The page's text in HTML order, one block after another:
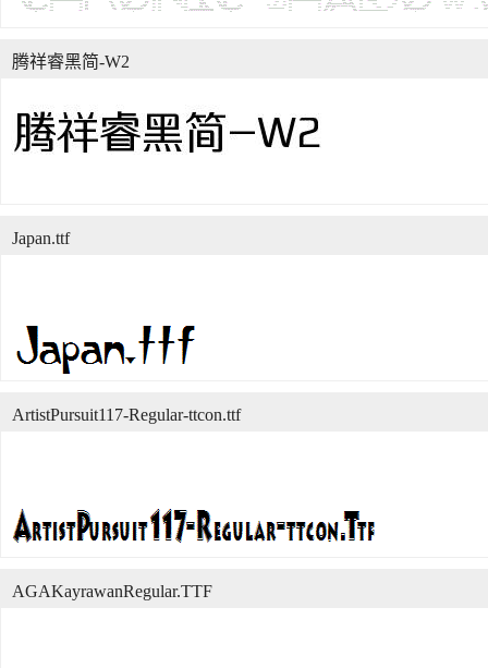
腾祥睿黑简-W2
Japan.ttf
ArtistPursuit117-Regular-ttcon.ttf
AGAKayrawanRegular.TTF